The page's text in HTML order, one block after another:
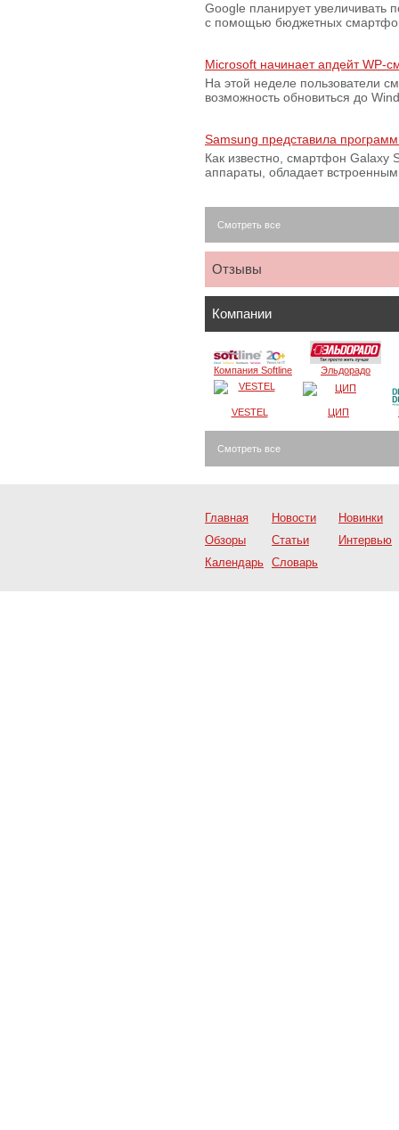
Google планирует увеличивать
с помощью бюджетных
Microsoft начинает апдейт WP-
На этой неделе пользователи
возможность обновиться до
Samsung представила
Как известно, смартфон Galaxy
аппараты, обладает
Смотреть все
Отзывы
Компании
Компания Softline Эльдорадо
VESTEL ЦИП
Смотреть все
Главная Новости
Новинки
Обзоры
Статьи
Интервью
Календарь Словарь